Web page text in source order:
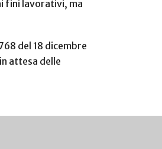
fini lavorativi, ma
del 18 dicembre
attesa delle